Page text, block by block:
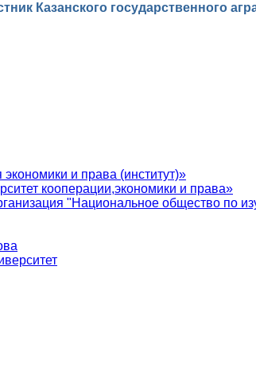
Казанского государственного
и права (институт)»
кооперации,экономики и права»
"Национальное общество по